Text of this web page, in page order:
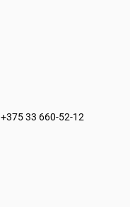
+375 33 660-52-12